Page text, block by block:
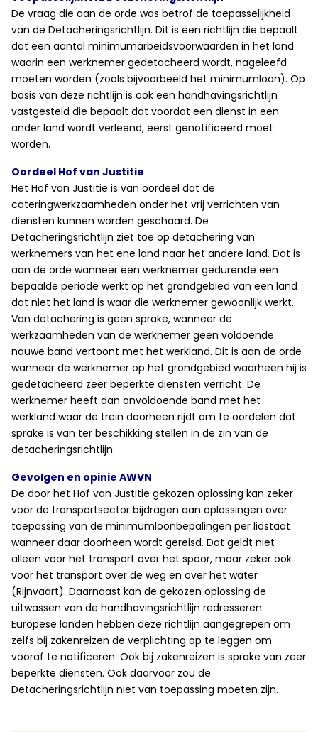
De vraag die aan de orde was betrof de toepasselijkheid
van de Detacheringsrichtlijn. Dit is een richtlijn die bepaalt
dat een aantal minimumarbeidsvoorwaarden in het land
waarin een werknemer gedetacheerd wordt, nageleefd
moeten worden (zoals bijvoorbeeld het minimumloon). Op
basis van deze richtlijn is ook een handhavingsrichtlijn
vastgesteld die bepaalt dat voordat een dienst in een
ander land wordt verleend, eerst genotificeerd moet
worden.
Oordeel Hof van Justitie
Het Hof van Justitie is van oordeel dat de
cateringwerkzaamheden onder het vrij verrichten van
diensten kunnen worden geschaard. De
Detacheringsrichtlijn ziet toe op detachering van
werknemers van het ene land naar het andere land. Dat is
aan de orde wanneer een werknemer gedurende een
bepaalde periode werkt op het grondgebied van een land
dat niet het land is waar die werknemer gewoonlijk werkt.
Van detachering is geen sprake, wanneer de
werkzaamheden van de werknemer geen voldoende
nauwe band vertoont met het werkland. Dit is aan de orde
wanneer de werknemer op het grondgebied waarheen hij is
gedetacheerd zeer beperkte diensten verricht. De
werknemer heeft dan onvoldoende band met het
werkland waar de trein doorheen rijdt om te oordelen dat
sprake is van ter beschikking stellen in de zin van de
detacheringsrichtlijn
Gevolgen en opinie AWVN
De door het Hof van Justitie gekozen oplossing kan zeker
voor de transportsector bijdragen aan oplossingen over
toepassing van de minimumloonbepalingen per lidstaat
wanneer daar doorheen wordt gereisd. Dat geldt niet
alleen voor het transport over het spoor, maar zeker ook
voor het transport over de weg en over het water
(Rijnvaart). Daarnaast kan de gekozen oplossing de
uitwassen van de handhavingsrichtlijn redresseren.
Europese landen hebben deze richtlijn aangegrepen om
zelfs bij zakenreizen de verplichting op te leggen om
vooraf te notificeren. Ook bij zakenreizen is sprake van zeer
beperkte diensten. Ook daarvoor zou de
Detacheringsrichtlijn niet van toepassing moeten zijn.